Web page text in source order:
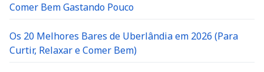
Comer Bem Gastando Pouco
Os 20 Melhores Bares de Uberlândia em 2026 (Para
Curtir, Relaxar e Comer Bem)